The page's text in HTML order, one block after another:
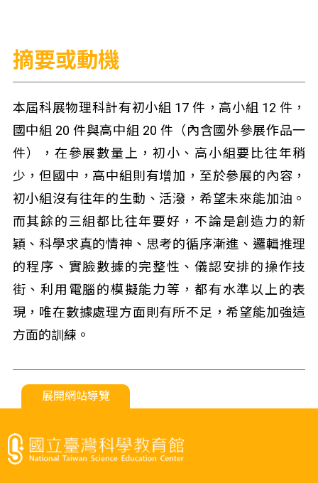
摘要或動機
本屆科展物理科計有初小組 17 件，高小組 12 件，
國中組 20 件與高中組 20 件（內含國外參展作品一
件），在參展數量上，初小、高小組要比往年稍
少，但國中，高中組則有增加，至於參展的內容，
初小組沒有往年的生動、活潑，希望未來能加油。
而其餘的三組都比往年要好，不論是創造力的新
穎、科學求真的情神、思考的循序漸進、邏輯推理
的程序、實臉數據的完整性、儀認安排的操作技
街、利用電腦的模擬能力等，都有水準以上的表
現，唯在數據處理方面則有所不足，希望能加強這
方面的訓練。
展開網站導覽